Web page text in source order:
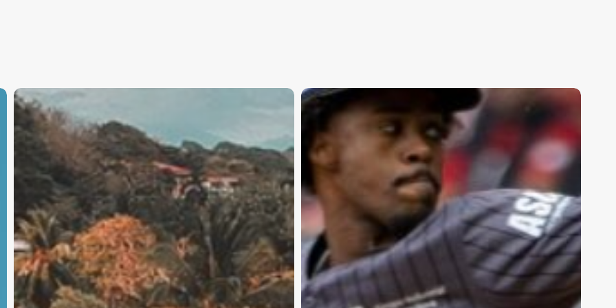
Costa
Rica
combina
naturaleza,
aventura
cultura
¡ACEREROS
SE
IMPONE
EN
CAPITAL
Y
ASEGURAN
LA
SERIE
!